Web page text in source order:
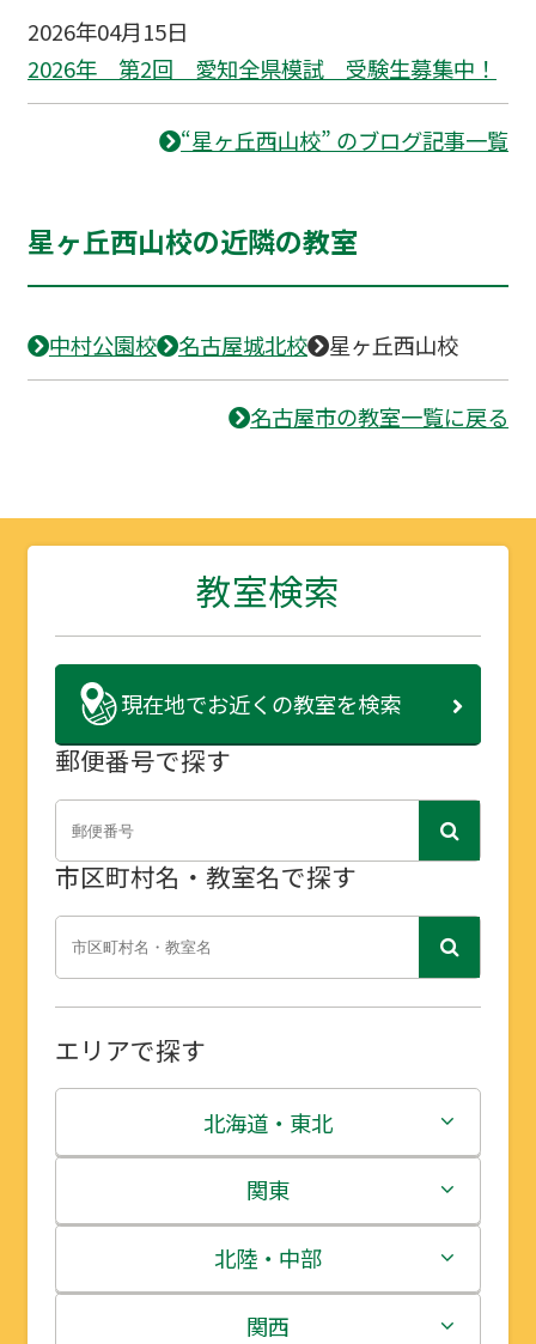
2026年04月15日
2026年 第2回 愛知全県模試 受験生募集中！
“星ヶ丘西山校” のブログ記事一覧
星ヶ丘西山校の近隣の教室
中村公園校 名古屋城北校 星ヶ丘西山校
名古屋市の教室一覧に戻る
教室検索
現在地でお近くの教室を検索
郵便番号で探す
市区町村名・教室名で探す
エリアで探す
北海道・東北
北海道
青森県
岩手県
関東
茨城県
栃木県
北陸・中部
新潟県
関西